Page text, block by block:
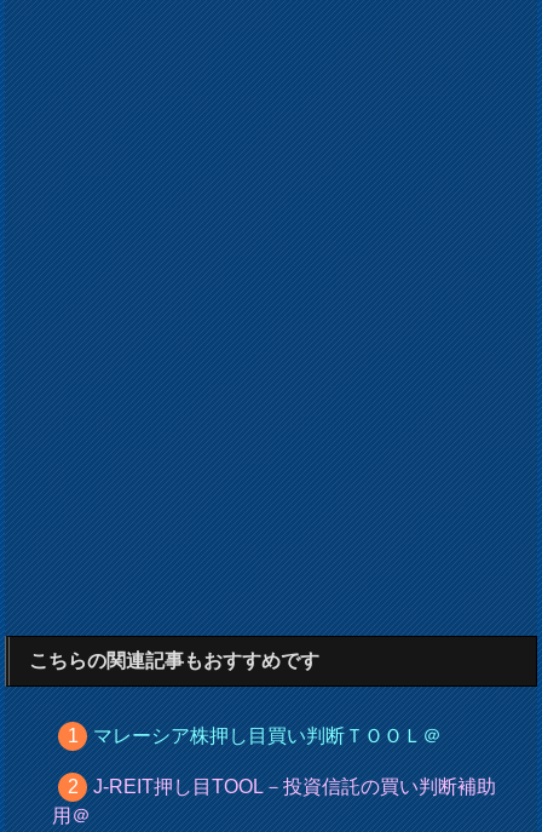
こちらの関連記事もおすすめです
マレーシア株押し目買い判断ＴＯＯＬ＠
J-REIT押し目TOOL－投資信託の買い判断補助
用＠